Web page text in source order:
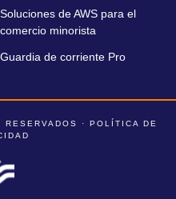
Soluciones de AWS para el
comercio minorista
Guardia de corriente Pro
· POLÍTICA DE